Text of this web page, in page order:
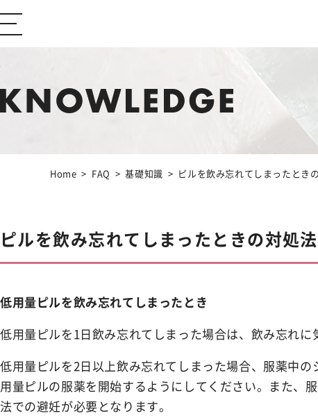
ABOUT Ibiza Beauty ブランドコンセプト
CONTENTSコンテンツサイト
Body Care
NEWS お知らせ
SHOPPING GUIDEショッピングガイド
Home FAQ 基礎知識 ピルを飲み忘れてしまったとき
ピルを飲み忘れてしまったときの対処
低用量ピルを飲み忘れてしまったとき
低用量ピルを1日飲み忘れてしまった場合は、飲み忘れ
低用量ピルを2日以上飲み忘れてしまった場合、服薬中
用量ピルの服薬を開始するようにしてください。また、
法での避妊が必要となります。